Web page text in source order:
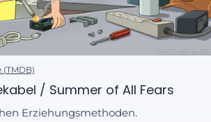
(TMDB)
/ Summer of All Fears
Erziehungsmethoden.